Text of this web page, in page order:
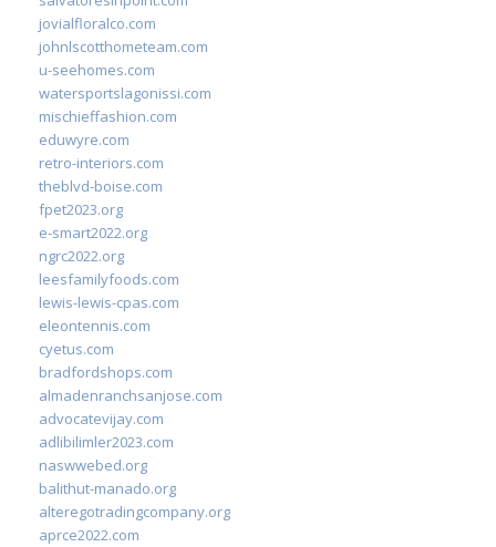
jovialfloralco.com
johnlscotthometeam.com
u-seehomes.com
watersportslagonissi.com
mischieffashion.com
eduwyre.com
retro-interiors.com
theblvd-boise.com
fpet2023.org
e-smart2022.org
ngrc2022.org
leesfamilyfoods.com
lewis-lewis-cpas.com
eleontennis.com
cyetus.com
bradfordshops.com
almadenranchsanjose.com
advocatevijay.com
adlibilimler2023.com
naswwebed.org
balithut-manado.org
alteregotradingcompany.org
aprce2022.com